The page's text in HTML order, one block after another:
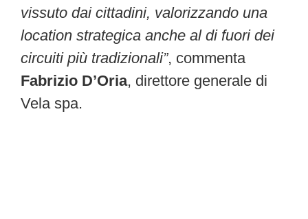
vissuto dai cittadini, valorizzando una
location strategica anche al di fuori dei
circuiti più tradizionali”, commenta
Fabrizio D’Oria, direttore generale di
Vela spa.